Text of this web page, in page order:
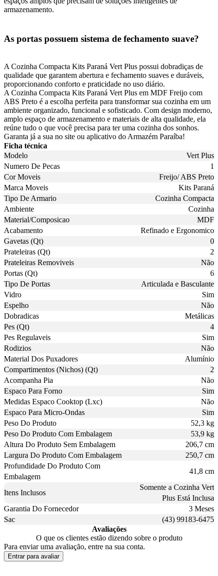
armazenamento.
As portas possuem sistema de fechamento suave?
A Cozinha Compacta Kits Paraná Vert Plus possui dobradiças de
qualidade que garantem abertura e fechamento suaves e duráveis,
proporcionando conforto e praticidade no uso diário.
A Cozinha Compacta Kits Paraná Vert Plus em MDF Freijo com
ABS Preto é a escolha perfeita para transformar sua cozinha em um
ambiente organizado, funcional e sofisticado. Com design moderno,
amplo espaço de armazenamento e materiais de alta qualidade, ela
reúne tudo o que você precisa para ter uma cozinha dos sonhos.
Garanta já a sua no site ou aplicativo do Armazém Paraíba!
Ficha técnica
Modelo
Vert Plus
Numero De Pecas
1
Cor Moveis
Freijo/ ABS Preto
Marca Moveis
Kits Paraná
Tipo De Armario
Cozinha Compacta
Ambiente
Cozinha
Material/Composicao
MDF
Acabamento
Refinado e Ergonomico
Gavetas (Qt)
0
Prateleiras (Qt)
2
Prateleiras Removiveis
Não
Portas (Qt)
6
Tipo De Portas
Articulada e Basculante
Vidro
Sim
Espelho
Não
Dobradicas
Metálicas
Pes (Qt)
4
Pes Regulaveis
Sim
Rodizios
Não
Material Dos Puxadores
Alumínio
Compartimentos (Nichos) (Qt)
2
Acompanha Pia
Não
Espaco Para Forno
Sim
Medidas Espaco Cooktop (Lxc)
Não
Espaco Para Micro-Ondas
Sim
Peso Do Produto
52,3 kg
Peso Do Produto Com Embalagem
53,9 kg
Altura Do Produto Sem Embalagem
206,7 cm
Largura Do Produto Com Embalagem
250,7 cm
Profundidade Do Produto Com
Embalagem
41,8 cm
Itens Inclusos
Somente a Cozinha Vert
Plus Está Inclusa
Garantia Do Fornecedor
3 Meses
Sac
(43) 99183-6475
Avaliações
O que os clientes estão dizendo sobre o produto
Para enviar uma avaliação, entre na sua conta.
Entrar para avaliar